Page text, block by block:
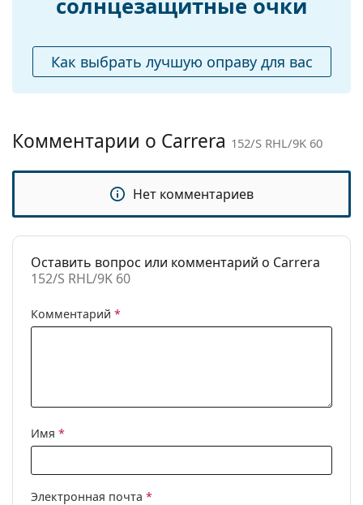
Некоторые модели могут поставляться с
Изучите ассортиментсолнцезащитных очков,
чтобы найти больше стилей от популярных
брендов.
Аксессуары
Да
Пол:
Unisex
Carrera
Использование:
Мода
солнцезащитные очки
Как выбрать лучшую оправу для вас
Комментарии о Carrera 152/S RHL/9K 60
Нет комментариев
Оставить вопрос или комментарий о Carrera
152/S RHL/9K 60
Комментарий *
Имя *
Электронная почта *